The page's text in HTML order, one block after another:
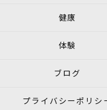
健康
体験
ブログ
プライバシーポリシ